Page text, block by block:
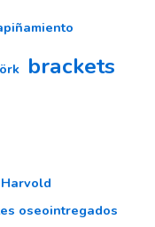
brackets
Harvold
oseointregados